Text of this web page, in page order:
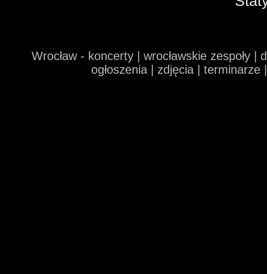
Wrocław - koncerty | wrocławskie zespoły
ogłoszenia | zdjęcia |